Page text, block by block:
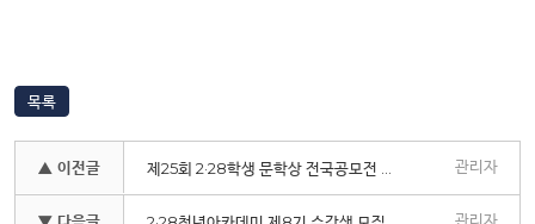
목록
▲ 이전글 제25회 2·28학생 문학상 전국공모전 입상자 발표 관리자
관리자